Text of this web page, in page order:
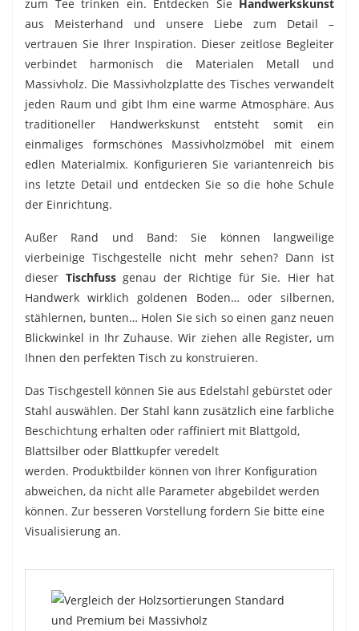
zum Tee trinken ein. Entdecken Sie
Handwerkskunst
aus Meisterhand und unsere Liebe zum Detail –
vertrauen Sie Ihrer Inspiration. Dieser zeitlose Begleiter
verbindet harmonisch die Materialen Metall und
Massivholz. Die Massivholzplatte des Tisches verwandelt
jeden Raum und gibt Ihm eine warme Atmosphäre. Aus
traditioneller Handwerkskunst entsteht somit ein
einmaliges formschönes Massivholzmöbel mit einem
edlen Materialmix. Konfigurieren Sie variantenreich bis
ins letzte Detail und entdecken Sie so die hohe Schule
der Einrichtung.
Außer Rand und Band: Sie können langweilige
vierbeinige Tischgestelle nicht mehr sehen? Dann ist
dieser Tischfuss genau der Richtige für Sie. Hier hat
Handwerk wirklich goldenen Boden… oder silbernen,
stählernen, bunten… Holen Sie sich so einen ganz neuen
Blickwinkel in Ihr Zuhause. Wir ziehen alle Register, um
Ihnen den perfekten Tisch zu konstruieren.
Das Tischgestell können Sie aus Edelstahl gebürstet oder
Stahl auswählen. Der Stahl kann zusätzlich eine farbliche
Beschichtung erhalten oder raffiniert mit Blattgold,
Blattsilber oder Blattkupfer veredelt
werden. Produktbilder können von Ihrer Konfiguration
abweichen, da nicht alle Parameter abgebildet werden
können. Zur besseren Vorstellung fordern Sie bitte eine
Visualisierung an.